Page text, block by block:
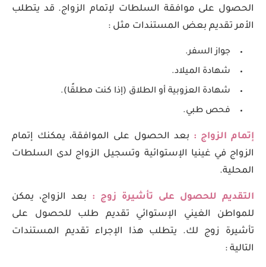
الحصول على موافقة السلطات لإتمام الزواج. قد يتطلب
الأمر تقديم بعض المستندات مثل :
جواز السفر.
شهادة الميلاد.
شهادة العزوبية أو الطلاق (إذا كنت مطلقًا).
فحص طبي.
إتمام الزواج : بعد الحصول على الموافقة، يمكنك إتمام
الزواج في غينيا الإستوائية وتسجيل الزواج لدى السلطات
المحلية.
التقديم للحصول على تأشيرة زوج :
بعد الزواج، يمكن
للمواطن الغيني الإستوائي تقديم طلب للحصول على
تأشيرة زوج لك. يتطلب هذا الإجراء تقديم المستندات
التالية :